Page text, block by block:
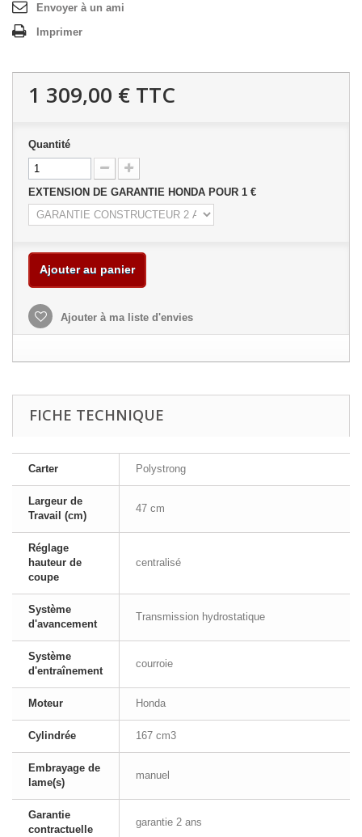
Envoyer à un ami
Imprimer
1 309,00 € TTC
Quantité
EXTENSION DE GARANTIE HONDA POUR 1 €
Ajouter au panier
Ajouter à ma liste d'envies
FICHE TECHNIQUE
Carter Polystrong
Largeur de
Travail (cm)
47 cm
Réglage
hauteur de
coupe
centralisé
Système
d'avancement
Transmission hydrostatique
Système
d'entraînement
courroie
Moteur Honda
Cylindrée 167 cm3
Embrayage de
lame(s)
manuel
Garantie
contractuelle
garantie 2 ans